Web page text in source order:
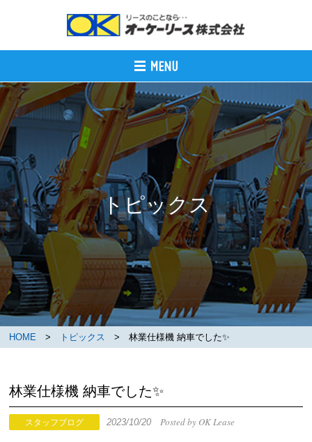
トピックス
HOME > トピックス > 林業仕様機 納車でした✨
林業仕様機 納車でした✨
スタッフブログ 2023/10/20Posted by OK Lease